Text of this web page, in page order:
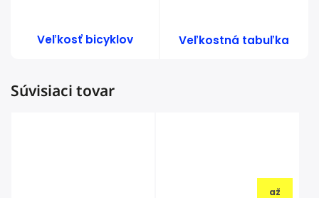
Veľkosť bicyklov Veľkostná tabuľka
Súvisiaci tovar
až